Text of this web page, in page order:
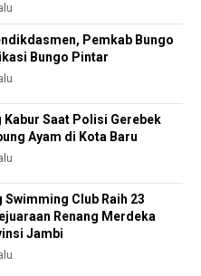
Pemkab Bungo
Bungo Pintar
Kabur Saat Polisi Gerebek
Ayam di Kota Baru
Swimming Club Raih 23
Renang Merdeka
Jambi